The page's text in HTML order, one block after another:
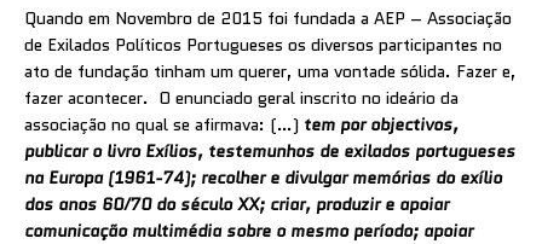
Quando em Novembro de 2015 foi fundada a AEP – Associação
de Exilados Políticos Portugueses os diversos participantes no
ato de fundação tinham um querer, uma vontade sólida. Fazer e,
fazer acontecer. O enunciado geral inscrito no ideário da
associação no qual se afirmava: (…) tem por objectivos,
publicar o livro Exílios, testemunhos de exilados portugueses
na Europa (1961-74); recolher e divulgar memórias do exílio
dos anos 60/70 do século XX; criar, produzir e apoiar
comunicação multimédia sobre o mesmo período; apoiar